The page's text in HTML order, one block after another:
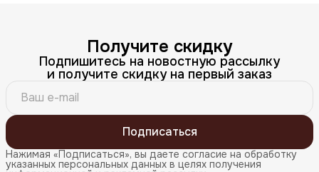
Получите скидку
Подпишитесь на новостную рассылку
и получите скидку на первый заказ
Подписаться
Нажимая «Подписаться», вы даете согласие на обработку
указанных персональных данных в целях получения